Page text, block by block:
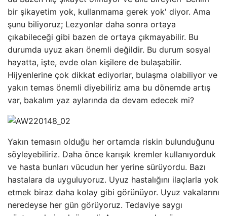
bir şikayetim yok, kullanmama gerek yok' diyor. Ama
şunu biliyoruz; Lezyonlar daha sonra ortaya
çıkabileceği gibi bazen de ortaya çıkmayabilir. Bu
durumda uyuz akarı önemli değildir. Bu durum sosyal
hayatta, işte, evde olan kişilere de bulaşabilir.
Hijyenlerine çok dikkat ediyorlar, bulaşma olabiliyor ve
yakın temas önemli diyebiliriz ama bu dönemde artış
var, bakalım yaz aylarında da devam edecek mi?
Yakın temasın olduğu her ortamda riskin bulunduğunu
söyleyebiliriz. Daha önce karışık kremler kullanıyorduk
ve hasta bunları vücudun her yerine sürüyordu. Bazı
hastalara da uyguluyoruz. Uyuz hastalığını ilaçlarla yok
etmek biraz daha kolay gibi görünüyor. Uyuz vakalarını
neredeyse her gün görüyoruz. Tedaviye saygı